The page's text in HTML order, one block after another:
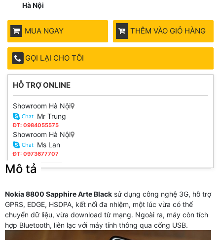
Hà Nội
MUA NGAY THÊM VÀO GIỎ HÀNG
GỌI LẠI CHO TÔI
HỖ TRỢ ONLINE
Showroom Hà Nội
Mr Trung
ĐT: 0984055575
Showroom Hà Nội
Ms Lan
ĐT: 0973677707
Mô tả
Nokia 8800 Sapphire Arte Black sử dụng công nghệ 3G, hỗ trợ
GPRS, EDGE, HSDPA, kết nối đa nhiệm, một lúc vừa có thể
chuyển dữ liệu, vừa download từ mạng. Ngoài ra, máy còn tích
hợp Bluetooth, liên lạc với máy tính thông qua cổng USB.